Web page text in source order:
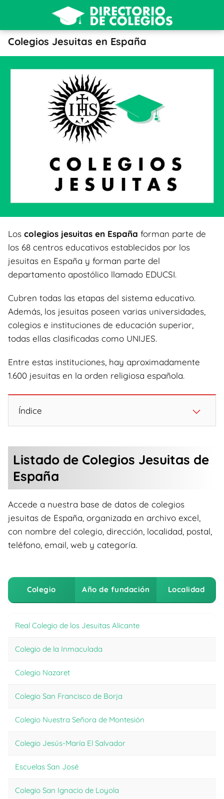
Colegios Jesuitas en España
Los colegios jesuitas en España forman parte de
los 68 centros educativos establecidos por los
jesuitas en España y forman parte del
departamento apostólico llamado EDUCSI.
Cubren todas las etapas del sistema educativo.
Además, los jesuitas poseen varias universidades,
colegios e instituciones de educación superior,
todas ellas clasificadas como UNIJES.
Entre estas instituciones, hay aproximadamente
1.600 jesuitas en la orden religiosa española.
Índice
Listado de Colegios Jesuitas de
España
Accede a nuestra base de datos de colegios
jesuitas de España, organizada en archivo excel,
con nombre del colegio, dirección, localidad, postal,
teléfono, email, web y categoría.
Colegio Año de fundación Localidad
Real Colegio de los Jesuitas Alicante
Colegio de la Inmaculada
Colegio Nazaret
Colegio San Francisco de Borja
Colegio Nuestra Señora de Montesión
Colegio Jesús-María El Salvador
Escuelas San José
Colegio San Ignacio de Loyola